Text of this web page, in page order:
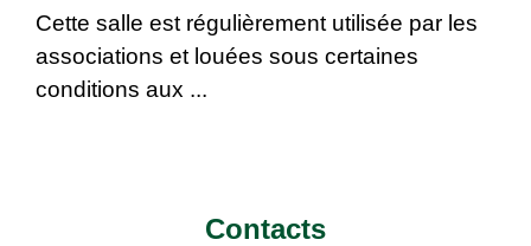
Cette salle est régulièrement utilisée par les
associations et louées sous certaines
conditions aux ...
Contacts